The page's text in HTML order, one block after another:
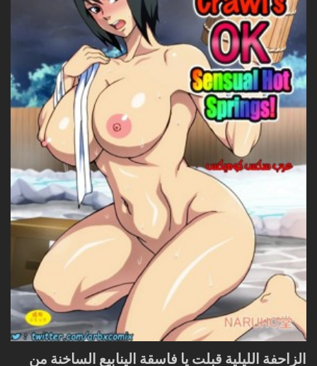
الزاحفة الليلية قبلت يا فاسقة الينابيع الساخنة من